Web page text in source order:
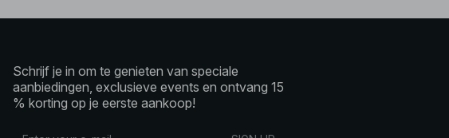
Schrijf je in om te genieten van speciale
aanbiedingen, exclusieve events en ontvang 15
% korting op je eerste aankoop!